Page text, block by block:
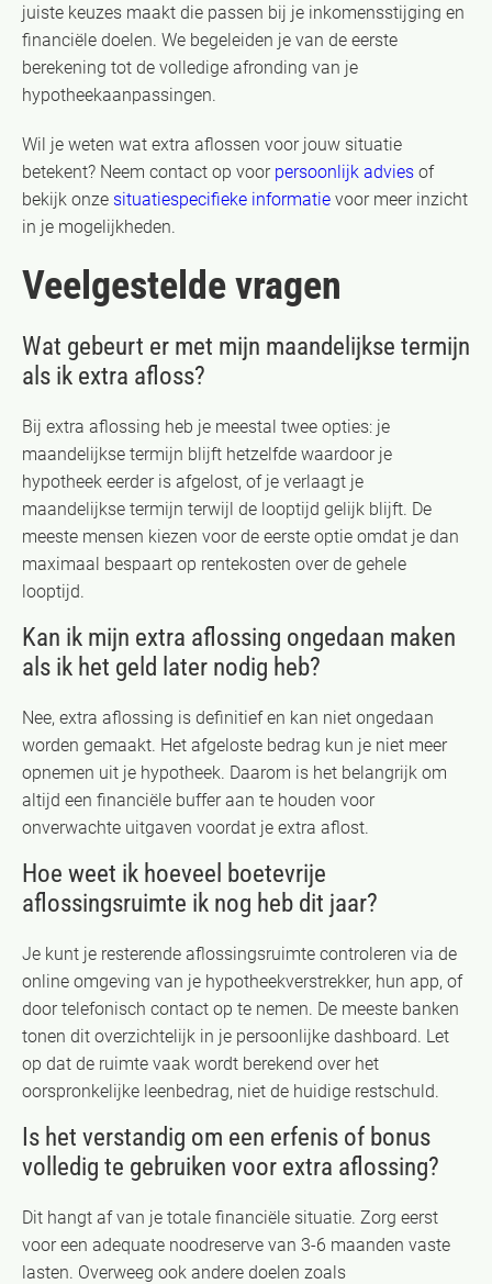
juiste keuzes maakt die passen bij je inkomensstijging en
financiële doelen. We begeleiden je van de eerste
berekening tot de volledige afronding van je
hypotheekaanpassingen.
Wil je weten wat extra aflossen voor jouw situatie
betekent? Neem contact op voor persoonlijk advies of
bekijk onze situatiespecifieke informatie voor meer inzicht
in je mogelijkheden.
Veelgestelde vragen
Wat gebeurt er met mijn maandelijkse termijn
als ik extra afloss?
Bij extra aflossing heb je meestal twee opties: je
maandelijkse termijn blijft hetzelfde waardoor je
hypotheek eerder is afgelost, of je verlaagt je
maandelijkse termijn terwijl de looptijd gelijk blijft. De
meeste mensen kiezen voor de eerste optie omdat je dan
maximaal bespaart op rentekosten over de gehele
looptijd.
Kan ik mijn extra aflossing ongedaan maken
als ik het geld later nodig heb?
Nee, extra aflossing is definitief en kan niet ongedaan
worden gemaakt. Het afgeloste bedrag kun je niet meer
opnemen uit je hypotheek. Daarom is het belangrijk om
altijd een financiële buffer aan te houden voor
onverwachte uitgaven voordat je extra aflost.
Hoe weet ik hoeveel boetevrije
aflossingsruimte ik nog heb dit jaar?
Je kunt je resterende aflossingsruimte controleren via de
online omgeving van je hypotheekverstrekker, hun app, of
door telefonisch contact op te nemen. De meeste banken
tonen dit overzichtelijk in je persoonlijke dashboard. Let
op dat de ruimte vaak wordt berekend over het
oorspronkelijke leenbedrag, niet de huidige restschuld.
Is het verstandig om een erfenis of bonus
volledig te gebruiken voor extra aflossing?
Dit hangt af van je totale financiële situatie. Zorg eerst
voor een adequate noodreserve van 3-6 maanden vaste
lasten. Overweeg ook andere doelen zoals